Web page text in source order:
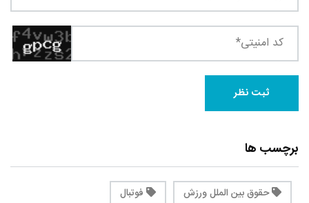
برچسب ها
حقوق بین الملل ورزش
فوتبال